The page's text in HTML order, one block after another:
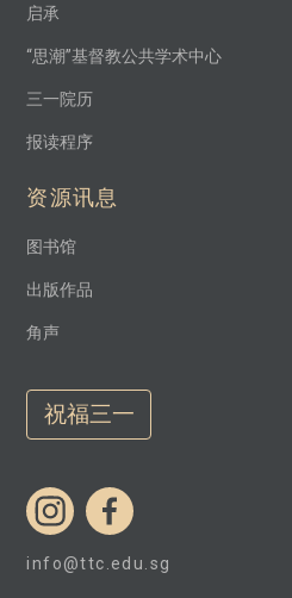
启承
“思潮”基督教公共学术中心
三一院历
报读程序
资源讯息
图书馆
出版作品
角声
祝福三一
info@ttc.edu.sg